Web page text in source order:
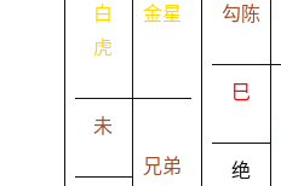
白
虎
金星
未
兄弟
勾陈
巳
绝